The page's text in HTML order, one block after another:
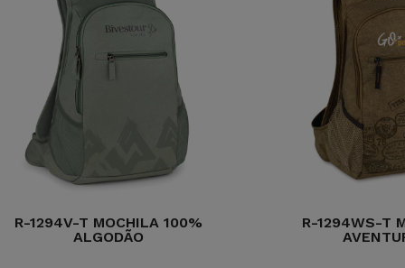
R-1294V-T MOCHILA 100%
ALGODÃO
R-1294WS-T